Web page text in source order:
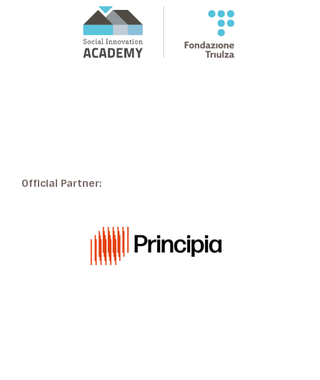
Official Partner: